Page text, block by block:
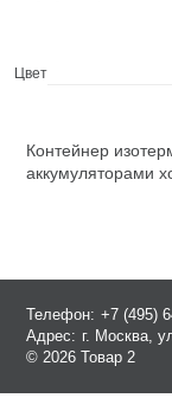
Цвет
Контейнер
аккумуляторами
Телефон: +7 (495)
Адрес: г. Москва,
© 2026 Товар 2